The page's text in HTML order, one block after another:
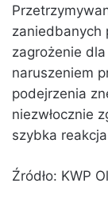
zaniedbanych
zagrożenie
naruszeniem
podejrzenia
niezwłocznie
szybka
Źródło: KWP